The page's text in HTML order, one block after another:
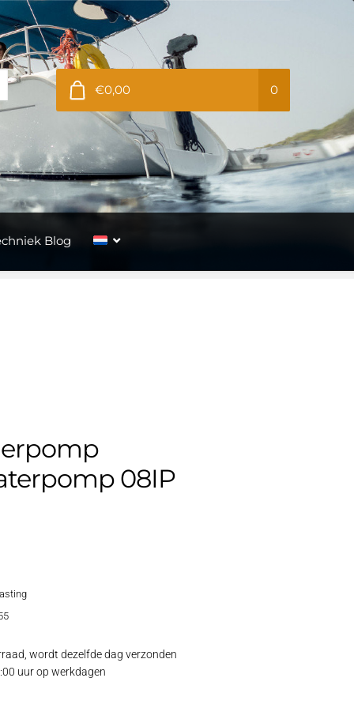
€0,00 0
Blog
08IP
wordt dezelfde dag verzonden
uur op werkdagen